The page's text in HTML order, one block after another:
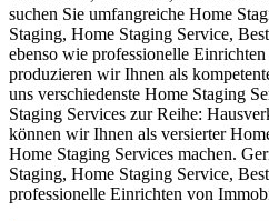
suchen Sie umfangreiche Home
Staging, Home Staging Service,
ebenso wie professionelle
produzieren wir Ihnen als
uns verschiedenste Home Staging
Staging Services zur Reihe:
können wir Ihnen als versierter
Home Staging Services machen.
Staging, Home Staging Service,
professionelle Einrichten von